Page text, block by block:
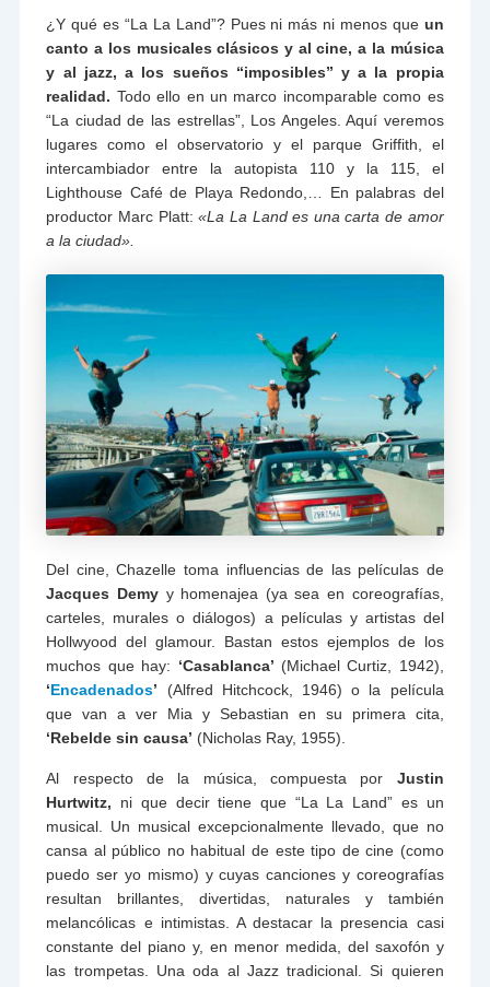
¿Y qué es “La La Land”? Pues ni más ni menos que un
canto a los musicales clásicos y al cine, a la música
y al jazz, a los sueños “imposibles” y a la propia
realidad. Todo ello en un marco incomparable como es
“La ciudad de las estrellas”, Los Angeles. Aquí veremos
lugares como el observatorio y el parque Griffith, el
intercambiador entre la autopista 110 y la 115, el
Lighthouse Café de Playa Redondo,… En palabras del
productor Marc Platt: «La La Land es una carta de amor
a la ciudad».
Del cine, Chazelle toma influencias de las películas de
Jacques Demy y homenajea (ya sea en coreografías,
carteles, murales o diálogos) a películas y artistas del
Hollwyood del glamour. Bastan estos ejemplos de los
muchos que hay: ‘Casablanca’ (Michael Curtiz, 1942),
‘Encadenados’ (Alfred Hitchcock, 1946) o la película
que van a ver Mia y Sebastian en su primera cita,
‘Rebelde sin causa’ (Nicholas Ray, 1955).
Al respecto de la música, compuesta por Justin
Hurtwitz, ni que decir tiene que “La La Land” es un
musical. Un musical excepcionalmente llevado, que no
cansa al público no habitual de este tipo de cine (como
puedo ser yo mismo) y cuyas canciones y coreografías
resultan brillantes, divertidas, naturales y también
melancólicas e intimistas. A destacar la presencia casi
constante del piano y, en menor medida, del saxofón y
las trompetas. Una oda al Jazz tradicional. Si quieren